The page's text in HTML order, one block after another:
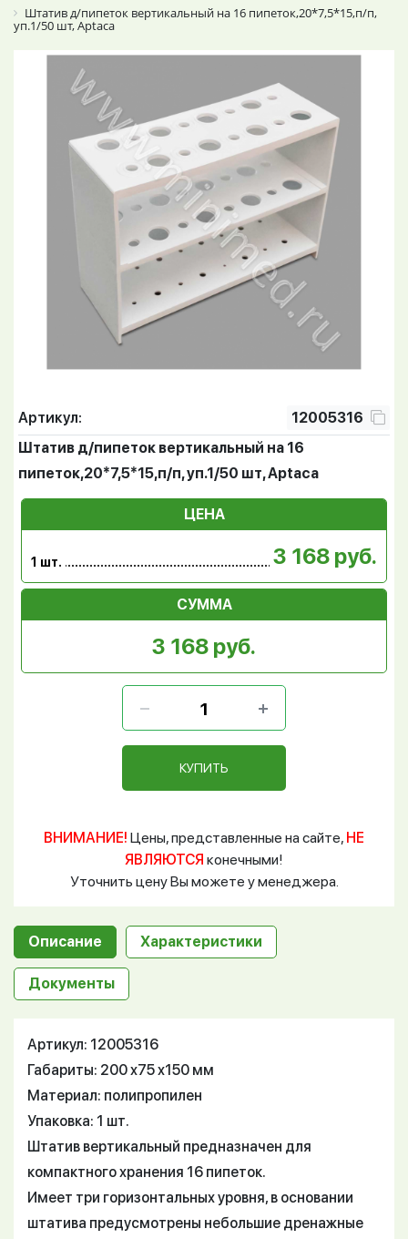
Штатив д/пипеток вертикальный на 16 пипеток,20*7,5*15,п/п,
уп.1/50 шт, Aptaca
Артикул:
12005316
Штатив д/пипеток вертикальный на 16
пипеток,20*7,5*15,п/п, уп.1/50 шт, Aptaca
ЦЕНА
1 шт. 3 168 руб.
СУММА
3 168 руб.
КУПИТЬ
ВНИМАНИЕ! Цены, представленные на сайте, НЕ
ЯВЛЯЮТСЯ конечными!
Уточнить цену Вы можете у менеджера.
Описание Характеристики
Документы
Артикул: 12005316
Габариты: 200 х75 х150 мм
Материал: полипропилен
Упаковка: 1 шт.
Штатив вертикальный предназначен для
компактного хранения 16 пипеток.
Имеет три горизонтальных уровня, в основании
штатива предусмотрены небольшие дренажные